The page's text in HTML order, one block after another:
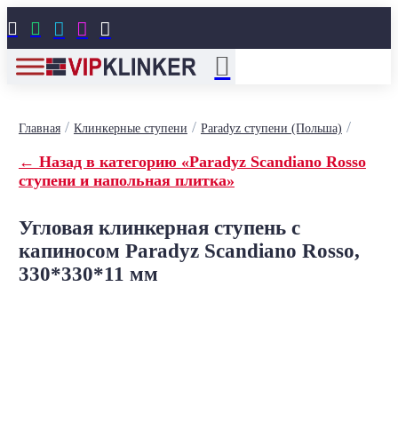
    
Главная/ Клинкерные ступени / Paradyz ступени (Польша) /
← Назад в категорию «Paradyz Scandiano Rosso
ступени и напольная плитка»
Угловая клинкерная ступень с
капиносом Paradyz Scandiano Rosso,
330*330*11 мм